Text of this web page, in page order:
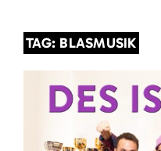
TAG: BLASMUSIK